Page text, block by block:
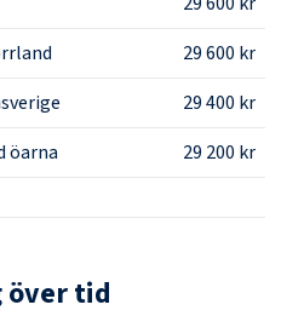
29 600 kr
29 400 kr
öarna 29 200 kr
över tid